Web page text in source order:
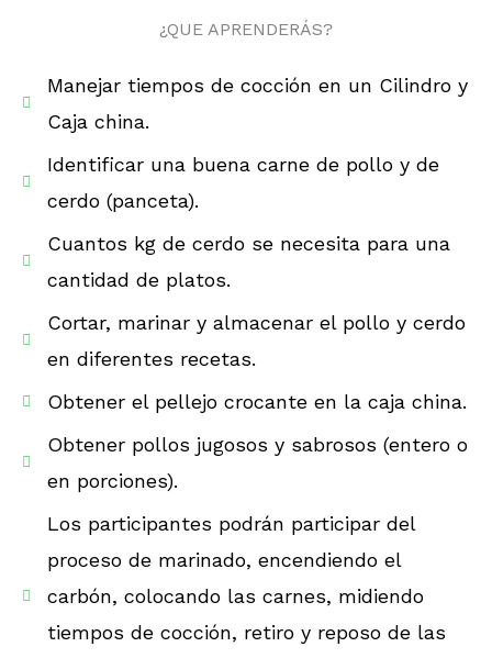
¿QUE APRENDERÁS?
Manejar tiempos de cocción en un Cilindro y
Caja china.
Identificar una buena carne de pollo y de
cerdo (panceta).
Cuantos kg de cerdo se necesita para una
cantidad de platos.
Cortar, marinar y almacenar el pollo y cerdo
en diferentes recetas.
Obtener el pellejo crocante en la caja china.
Obtener pollos jugosos y sabrosos (entero o
en porciones).
Los participantes podrán participar del
proceso de marinado, encendiendo el
carbón, colocando las carnes, midiendo
tiempos de cocción, retiro y reposo de las